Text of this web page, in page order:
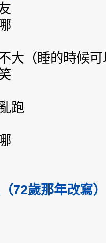
大（睡的時候
跑
72歲那年改寫）